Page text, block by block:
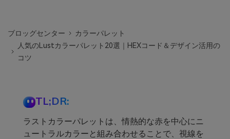
ブロッグセンター
カラーパレット
人気のLustカラーパレット20選｜HEXコード＆デザイン活用の
コツ
TL;DR:
ラストカラーパレットは、情熱的な赤を中心にニ
ュートラルカラーと組み合わせることで、視線を